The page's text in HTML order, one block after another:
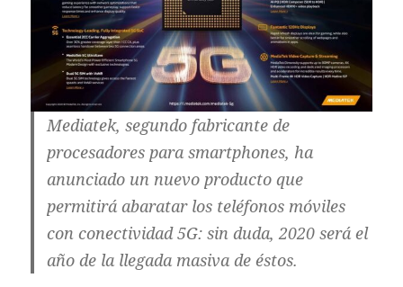
Mediatek, segundo fabricante de
procesadores para smartphones, ha
anunciado un nuevo producto que
permitirá abaratar los teléfonos móviles
con conectividad 5G: sin duda, 2020 será el
año de la llegada masiva de éstos.